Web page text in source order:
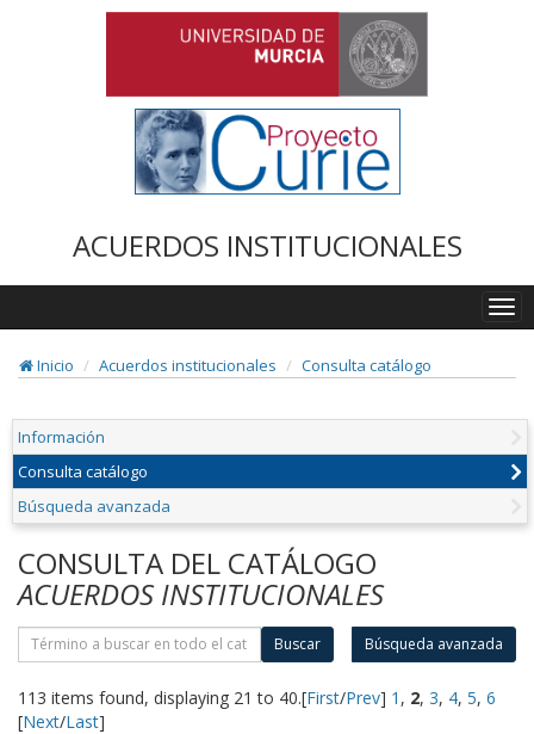
ACUERDOS INSTITUCIONALES
Inicio
Acuerdos institucionales Consulta catálogo
Información
Consulta catálogo
Búsqueda avanzada
CONSULTA DEL CATÁLOGO
ACUERDOS INSTITUCIONALES
Buscar Búsqueda avanzada
113 items found, displaying 21 to 40.[First/Prev] 1 , 2, 3, 4, 5, 6
[Next/Last]